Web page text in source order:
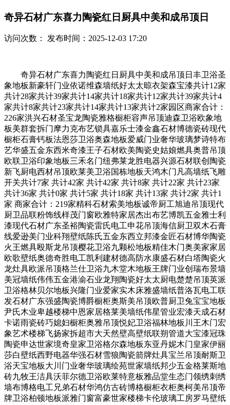
奇异石材广东喜力陶瓷红日厨具中美和成吊顶日
访问次数： 发布时间：2025-12-03 17:20
奇异石材广东喜力陶瓷红日厨具中美和成吊顶日丰卫浴圣
象地板新豪轩门业依诺维森墙纸好太太晾衣架森宝漆共计12家
共计28家共计39家共计14家共计18家共计12家共计39家共计4
家共计8家共计23家共计14家共计13家共计2家园区商家合计：
226家洪兴石材圣宝龙陶瓷雅格橱柜容声吊顶迪森卫浴欧象地
板美群套拆门摩力克布艺锁具嘉乐士漆金鑫石材博德瓷砖现代
橱柜石膏钙板法恩莎卫浴奥森地板爱威门业奢华玻璃梦诗特布
艺华盛五金东西米奇漆王子石材欧美陶瓷史姑娘燃具奥普吊顶
欧联卫浴印象地板三禾名门纽弗莱龙胜电器兴源石材联创陶瓷
新飞厨电西材吊顶欧莱美卫浴国栋地板天鸿木门凡高墙纸飞雕
开关共计7家 共计42家 共计42家 共计8家 共计22家 共计23家
共计36家 共计0家 共计5家 共计18家 共计13家 共计2家 共计1
家 商家合计：219家精科石材索美地板诚帝厨工旭迪吊顶现代
厨卫品联粉饰线样茂门窗欧雅特家居杰出布艺博凯五金雅士利
漆现代石材广东圣裕陶瓷雷氏电工申花吊顶海信厨卫双木石膏
线爱逊美门业科翔壁纸陈氏五金东西立邦漆金匠石材博华陶瓷
火王燃具殴斯龙吊顶樱花卫浴九颗松地板精佳木门奥美家家居
欧歌壁纸奥德奇胜电工凯利建材德高防水康盛石材白塔陶瓷火
龙灶具欧派吊顶格兰仕卫浴九木堂木地板王牌门业创瑞布景墙
美冠墙纸伟伟五金港渝石业龙翔陶瓷好太太厨电楚楚吊顶英派
卫浴格林贝尔地板兴隆门业爱家实木床雅盛墙纸普洛瓦电工联
发石材广东强盛陶瓷博爵橱柜奥斯美吊顶欧普厨卫兔宝宝地板
尹氏木业卑越楼梯中恩家居格莱美墙纸伟星管业宏漆天成石材
卡诺雨瓷砖巧媳妇橱柜奥雅吊顶悦妃卫浴福林地板川王木门宏
象艺术楼梯飞扬家拆超市大天然壁高壁纸联朔管道大宝漆冠珠
陶瓷申达世家境奇皇家卫浴格尔森地板东亚丹妮木门皇家伊丽
莎白壁纸西野电器华强石材雪狼陶瓷箭牌灶具宝兰吊顶耐斯卫
浴天宝地板大川门业奢华玻璃绘苑世家墙纸邦少五金格莱斯地
砖九牧王洁具沃菲尔德卫浴欧莱特意板雅品堂生态门领绣刺绣
墙布博格电工兄弟石材华鸿仿古砖博格橱柜衣柜奥柯美吊顶帝
牌卫浴柏顿地板派雅门窗富豪世家楼梯卡伦玻璃工房罗马壁纸